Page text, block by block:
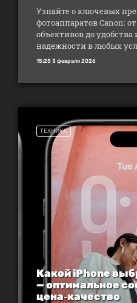
Узнайте о ключевых
фотоаппаратов Canon:
объективов до
надежности в любых
15:25 3 февраля 2026
ТЕХНИКА
Какой iPhone
— оптимальное
цена‑качество